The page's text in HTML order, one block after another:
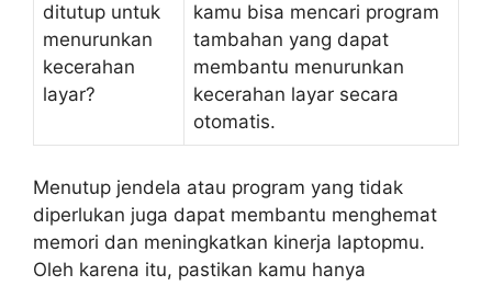
ditutup untuk
menurunkan
kecerahan
layar?
kamu bisa mencari program
tambahan yang dapat
membantu menurunkan
kecerahan layar secara
otomatis.
Menutup jendela atau program yang tidak
diperlukan juga dapat membantu menghemat
memori dan meningkatkan kinerja laptopmu.
Oleh karena itu, pastikan kamu hanya